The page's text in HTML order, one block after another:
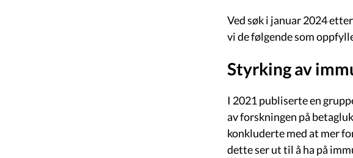
Ved søk i januar 2024
vi de følgende som
Styrking av
I 2021 publiserte en
av forskningen på
konkluderte med at mer
dette ser ut til å ha på